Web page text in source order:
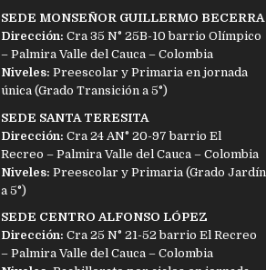
SEDE MONSEÑOR GUILLERMO BECERRA
Dirección: Cra 35 N° 25B-10 barrio Olímpico
– Palmira Valle del Cauca – Colombia
Niveles: Preescolar y Primaria en jornada
única (Grado Transición a 5°)
SEDE SANTA TERESITA
Dirección:Cra 24 AN° 20-97 barrio El
Recreo – Palmira Valle del Cauca – Colombia
Niveles: Preescolar y Primaria (Grado Jardín
a 5°)
SEDE CENTRO ALFONSO LÓPEZ
Dirección: Cra 25 N° 21-52 barrio El Recreo
– Palmira Valle del Cauca – Colombia